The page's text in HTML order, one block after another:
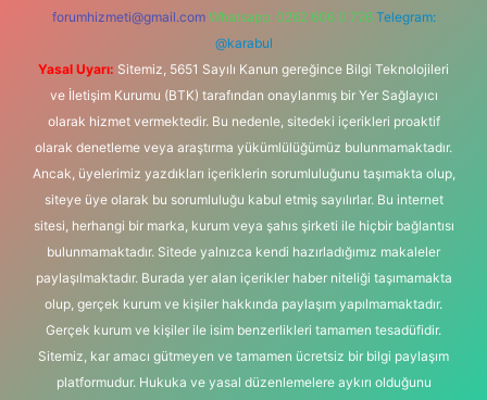
forumhizmeti@gmail.com Whatsapp: 0262 606 0 726 Telegram:
@karabul
Yasal Uyarı: Sitemiz, 5651 Sayılı Kanun gereğince Bilgi Teknolojileri
ve İletişim Kurumu (BTK) tarafından onaylanmış bir Yer Sağlayıcı
olarak hizmet vermektedir. Bu nedenle, sitedeki içerikleri proaktif
olarak denetleme veya araştırma yükümlülüğümüz bulunmamaktadır.
Ancak, üyelerimiz yazdıkları içeriklerin sorumluluğunu taşımakta olup,
siteye üye olarak bu sorumluluğu kabul etmiş sayılırlar. Bu internet
sitesi, herhangi bir marka, kurum veya şahıs şirketi ile hiçbir bağlantısı
bulunmamaktadır. Sitede yalnızca kendi hazırladığımız makaleler
paylaşılmaktadır. Burada yer alan içerikler haber niteliği taşımamakta
olup, gerçek kurum ve kişiler hakkında paylaşım yapılmamaktadır.
Gerçek kurum ve kişiler ile isim benzerlikleri tamamen tesadüfidir.
Sitemiz, kar amacı gütmeyen ve tamamen ücretsiz bir bilgi paylaşım
platformudur. Hukuka ve yasal düzenlemelere aykırı olduğunu